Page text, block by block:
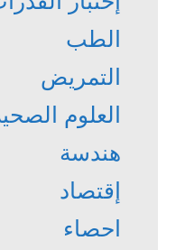
الطب
التمريض
العلوم
هندسة
إقتصاد
احصاء